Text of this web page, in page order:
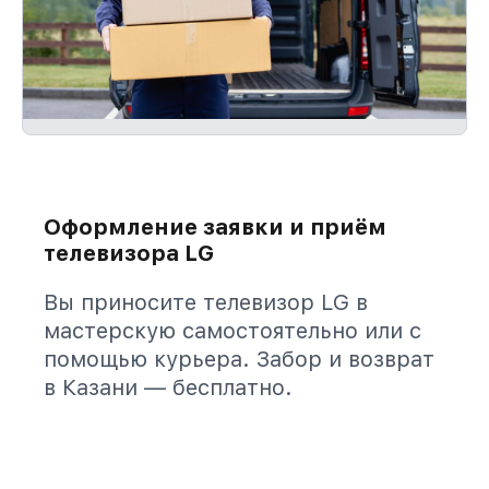
Оформление заявки и приём
телевизора LG
Вы приносите телевизор LG в
мастерскую самостоятельно или с
помощью курьера. Забор и возврат
в Казани — бесплатно.